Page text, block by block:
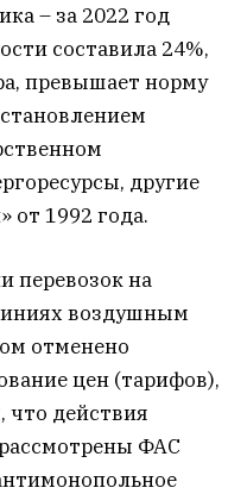
– за 2022 год
составила 24%,
превышает норму
другие
от 1992 года.
перевозок на
воздушным
отменено
цен (тарифов),
что действия
ФАС